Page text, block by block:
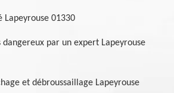
Lapeyrouse 01330
par un expert Lapeyrouse
et débroussaillage Lapeyrouse